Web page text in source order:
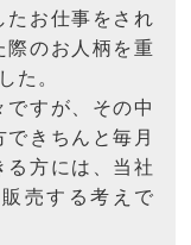
たお仕事をされ
際のお人柄を重
た。
ですが、その中
きちんと毎月
る方には、当社
売する考えで